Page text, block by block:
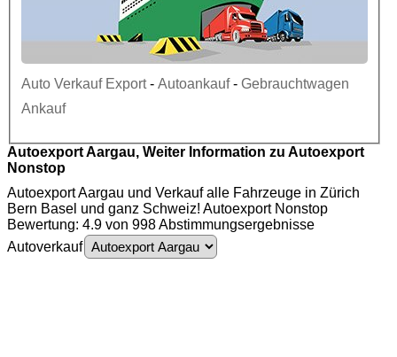
Auto Verkauf Export- Autoankauf- Gebrauchtwagen
Ankauf
Autoexport Aargau, Weiter Information zu Autoexport
Nonstop
Autoexport Aargau und Verkauf alle Fahrzeuge in Zürich
Bern Basel und ganz Schweiz! Autoexport Nonstop
Bewertung: 4.9 von 998 Abstimmungsergebnisse
Autoverkauf